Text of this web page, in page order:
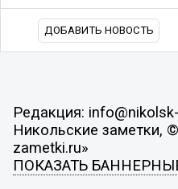
ДОБАВИТЬ НОВОСТЬ
Редакция:
Никольские заметки,
zametki.ru»
ПОКАЗАТЬ